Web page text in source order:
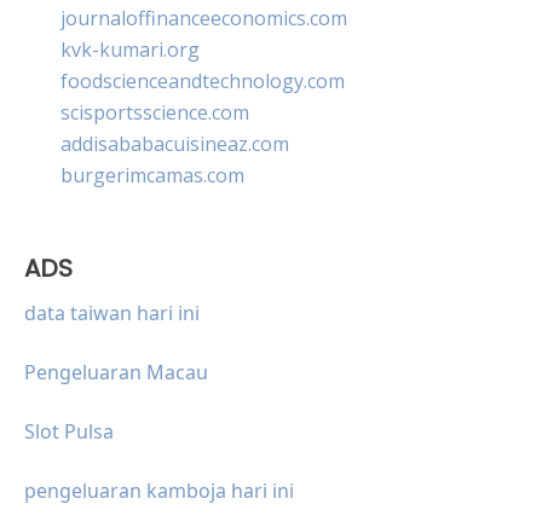
journaloffinanceeconomics.com
kvk-kumari.org
foodscienceandtechnology.com
scisportsscience.com
addisababacuisineaz.com
burgerimcamas.com
ADS
data taiwan hari ini
Pengeluaran Macau
Slot Pulsa
pengeluaran kamboja hari ini